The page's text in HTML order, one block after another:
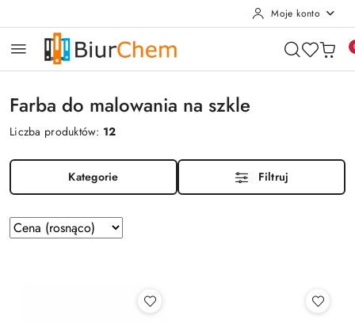
Moje konto
Farba do malowania na szkle
Liczba produktów: 12
Kategorie Filtruj
Zastosowano
sortowanie:
Sortuj
według